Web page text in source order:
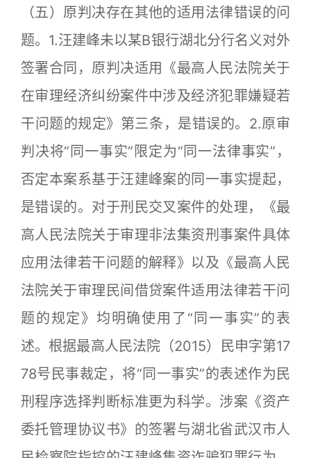
（五）原判决存在其他的适用法律错误的问
题。1.汪建峰未以某B银行湖北分行名义对外
签署合同，原判决适用《最高人民法院关于
在审理经济纠纷案件中涉及经济犯罪嫌疑若
干问题的规定》第三条，是错误的。2.原审
判决将“同一事实”限定为“同一法律事实”，
否定本案系基于汪建峰案的同一事实提起，
是错误的。对于刑民交叉案件的处理，《最
高人民法院关于审理非法集资刑事案件具体
应用法律若干问题的解释》以及《最高人民
法院关于审理民间借贷案件适用法律若干问
题的规定》均明确使用了“同一事实”的表
述。根据最高人民法院（2015）民申字第17
78号民事裁定，将“同一事实”的表述作为民
刑程序选择判断标准更为科学。涉案《资产
委托管理协议书》的签署与湖北省武汉市人